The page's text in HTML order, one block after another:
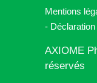
Mentions
- Déclaration
AXIOME
réservés